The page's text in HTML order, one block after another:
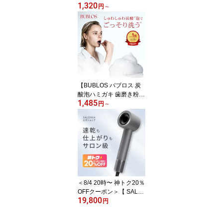
ニング 歯磨き粉 【GWHI
TE ホワイトニング 歯磨
き粉】 医薬部外品 歯み
がき粉 ホームホワイトニ
ング ハミガキ粉 研磨剤
フリー ジーホワイト 薬
用ホワイトニング ホワイ
トニング歯磨き粉
1,320 円 ～
【BUBLOS バブロス 炭
酸泡ハミガキ 歯磨き粉
口臭 歯周病 医薬部外品
フレッシュミント】 ゆう
パケット対象 泡ハミガキ
フッ素 ミント デンタル
ケア オーラルケア 医薬
部外品 はみがき 歯みが
き 薬用 むし歯 ランキン
グ mtm1
1,485 円 ～
＜8/4 20時〜 神トク20％
OFFクーポン＞【 SALO
NIA スムースシャイン ス
19,800 円